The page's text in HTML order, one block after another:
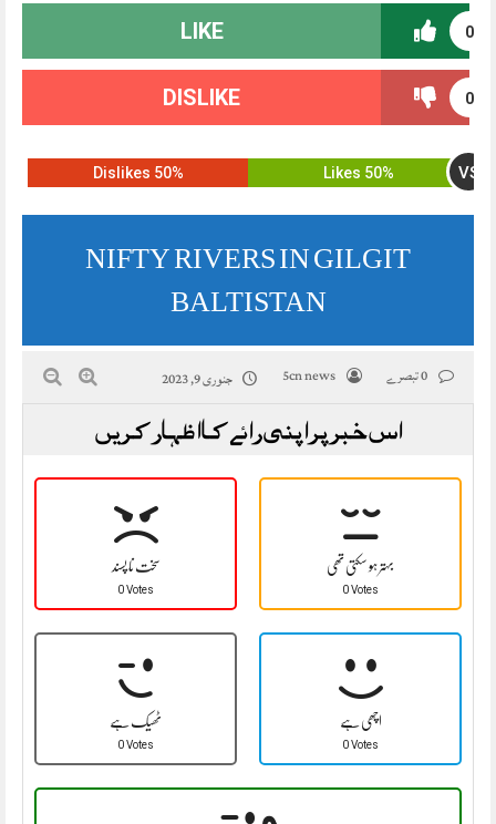
0
LIKE
0
DISLIKE
50% Likes VS
50% Dislikes
NIFTY RIVERS IN GILGIT
BALTISTAN
5cn news جنوری 9, 2023
اس خبر پر اپنی رائے کا اظہار کریں
سخت نا پسند
0 Votes
بہتر ہو سکتی تھی
0 Votes
ٹھیک ہے
0 Votes
اچھی ہے
0 Votes